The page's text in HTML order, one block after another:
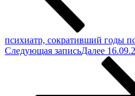
психиатр, сокративший годы
Следующая записьДалее